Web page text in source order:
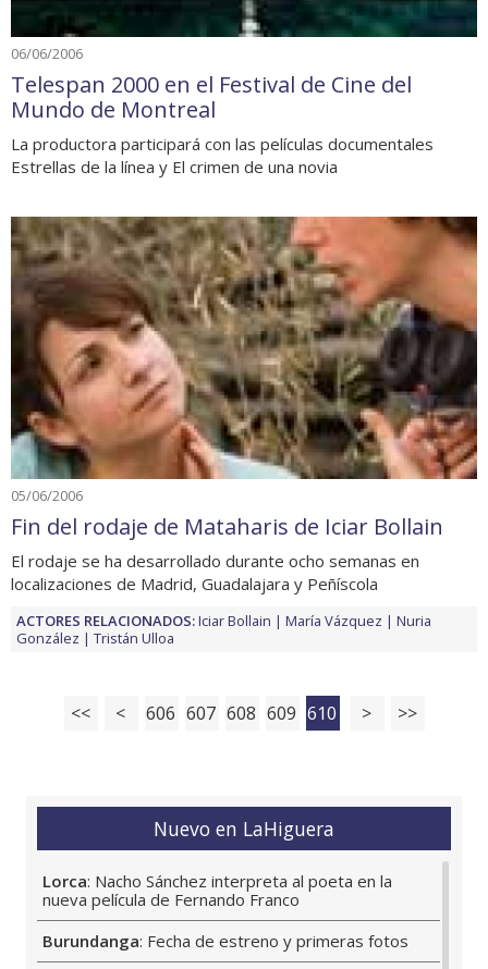
06/06/2006
Telespan 2000 en el Festival de Cine del
Mundo de Montreal
La productora participará con las películas documentales
Estrellas de la línea y El crimen de una novia
05/06/2006
Fin del rodaje de Mataharis de Iciar Bollain
El rodaje se ha desarrollado durante ocho semanas en
localizaciones de Madrid, Guadalajara y Peñíscola
ACTORES RELACIONADOS:Iciar Bollain María Vázquez
Nuria
González
Tristán Ulloa
<< < 606 607 608 609 610 > >>
Nuevo en LaHiguera
Lorca: Nacho Sánchez interpreta al poeta en la
nueva película de Fernando Franco
Burundanga: Fecha de estreno y primeras fotos